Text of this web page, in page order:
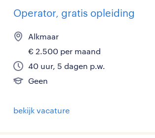
Operator, gratis opleiding
Alkmaar
€ 2.500 per maand
40 uur, 5 dagen p.w.
Geen
bekijk vacature